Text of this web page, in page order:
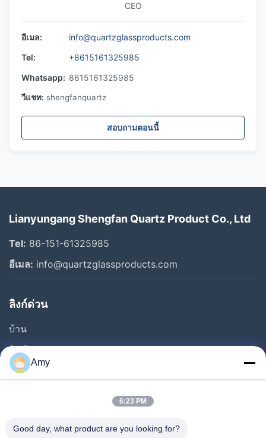
CEO
อีเมล:
info@quartzglassproducts.com
Tel:
+8615161325985
Whatsapp: 8615161325985
วีแชท: shengfanquartz
สอบถามตอนนี้
Lianyungang Shengfan Quartz Product Co., Ltd
Tel: 86-151-61325985
อีเมล: info@quartzglassproducts.com
ลิงก์ด่วน
บ้าน
สินค้า
วิดีโอ
การควบคุมคุณภาพ
Amy
6:23 PM
Good day, what product are you looking for?